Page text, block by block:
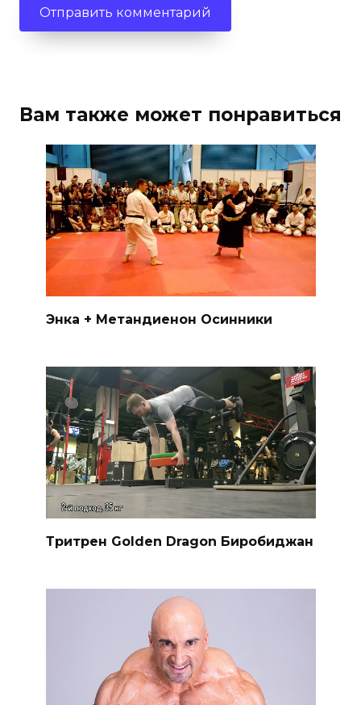
Вам также может понравиться
Энка + Метандиенон Осинники
Тритрен Golden Dragon Биробиджан